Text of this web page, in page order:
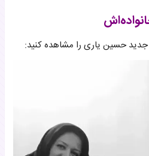
جدید حسین یاری را مشاهده کنید: